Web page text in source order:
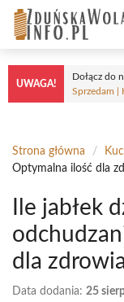
Przejdź
treści
UWAGA!
Dołącz do
Sprzedam |
Strona główna /
Optymalna ilość dla
Ile jabłek
dla zdrowia
Data dodania: 25